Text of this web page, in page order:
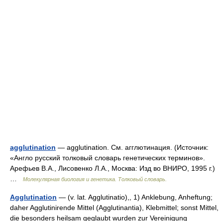
agglutination — agglutination. См. агглютинация. (Источник:
«Англо русский толковый словарь генетических терминов».
Арефьев В.А., Лисовенко Л.А., Москва: Изд во ВНИРО, 1995 г.)
Молекулярная биология и генетика. Толковый словарь.
Agglutination — (v. lat. Agglutinatio),, 1) Anklebung, Anheftung;
daher Agglutinirende Mittel (Agglutinantia), Klebmittel; sonst Mittel,
die besonders heilsam geglaubt wurden zur Vereinigung